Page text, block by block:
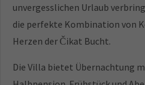
unvergesslichen Urlaub
die perfekte Kombination von
Herzen der Čikat Bucht.
Die Villa bietet Übernachtung